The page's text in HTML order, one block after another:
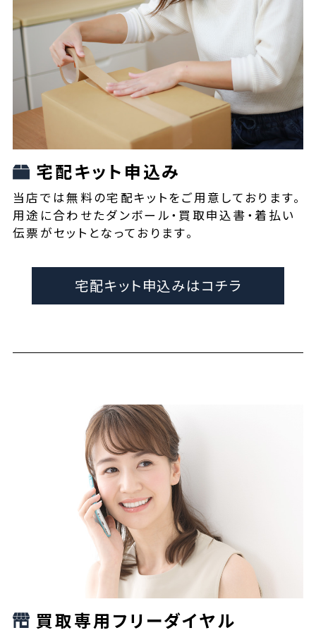
宅配キット申込み
当店では無料の宅配キットをご用意しております。
用途に合わせたダンボール・買取申込書・着払い
伝票がセットとなっております。
宅配キット申込みはコチラ
買取専用フリーダイヤル